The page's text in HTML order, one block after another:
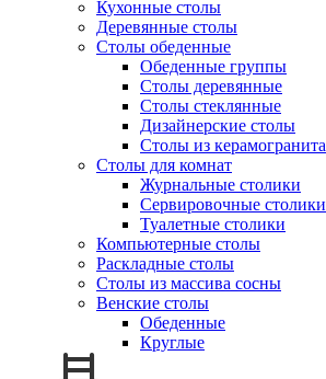
Кухонные столы
Деревянные столы
Столы обеденные
Обеденные группы
Столы деревянные
Столы стеклянные
Дизайнерские столы
Столы из керамогранита
Столы для комнат
Журнальные столики
Сервировочные столики
Туалетные столики
Компьютерные столы
Раскладные столы
Столы из массива сосны
Венские столы
Обеденные
Круглые